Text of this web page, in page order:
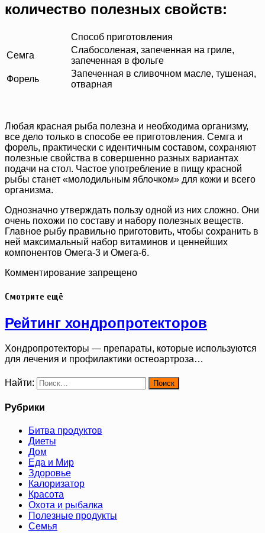
количество полезных свойств:
Способ приготовления
Семга
Слабосоленая, запеченная на гриле,
запеченная в фольге
Форель
Запеченная в сливочном масле, тушеная,
отварная
Любая красная рыба полезна и необходима организму,
все дело только в способе ее приготовления. Семга и
форель, практически с идентичным составом, сохраняют
полезные свойства в совершенно разных вариантах
подачи на стол. Частое употребление в пищу красной
рыбы станет «молодильным яблочком» для кожи и всего
организма.
Однозначно утверждать пользу одной из них сложно. Они
очень похожи по составу и набору полезных веществ.
Главное рыбу правильно приготовить, чтобы сохранить в
ней максимальный набор витаминов и ценнейших
компонентов Омега-3 и Омега-6.
Комментирование запрещено
Смотрите ещё
Рейтинг хондропротекторов
Хондропротекторы — препараты, которые используются
для лечения и профилактики остеоартроза…
Найти:
Рубрики
Битва продуктов
Диеты
Дом
Еда и Мир
Здоровье
Калоризатор
Красота
Охота и рыбалка
Полезные продукты
Семья